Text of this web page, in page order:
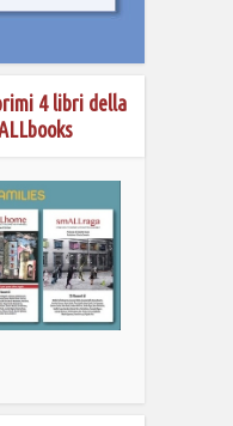
4 libri della